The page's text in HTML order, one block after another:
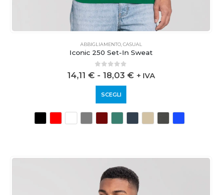
ABBIGLIAMENTO, CASUAL
Iconic 250 Set-In Sweat
out of 5
14,11 € - 18,03 € + IVA
SCEGLI